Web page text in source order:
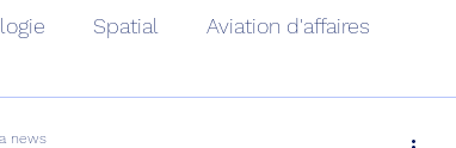
Spatial Aviation d'affaires
news